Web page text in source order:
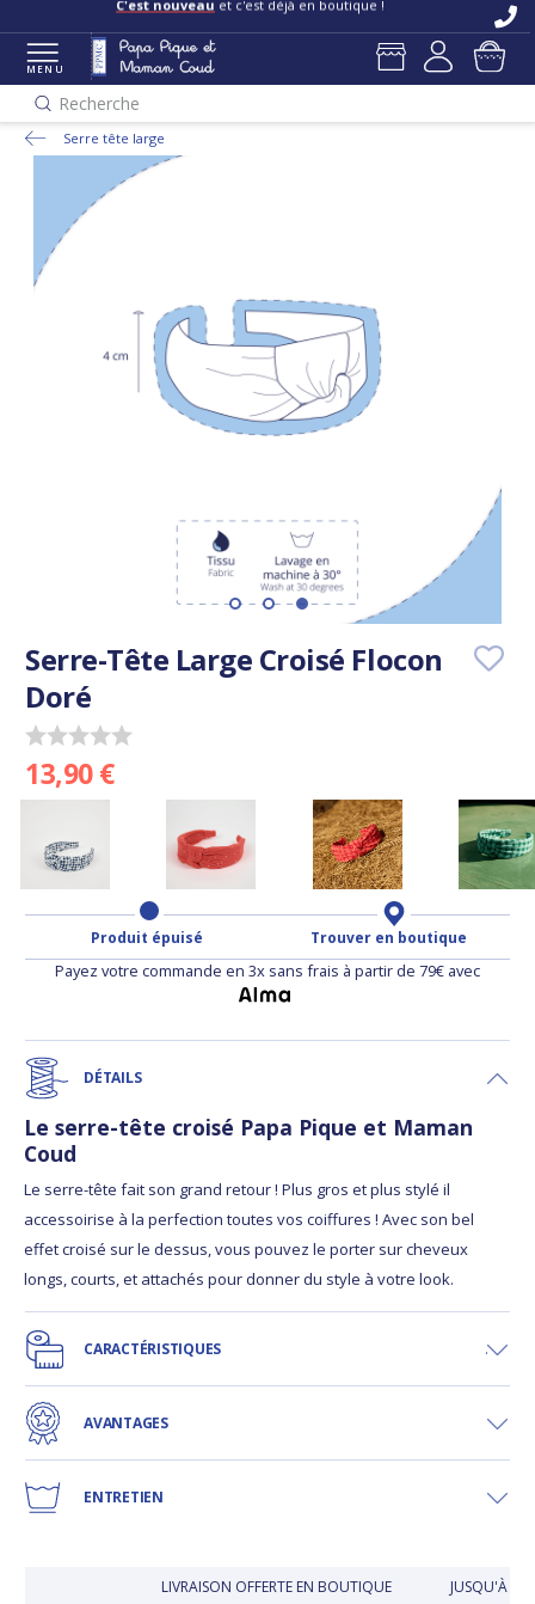
C'est nouveau et c'est déjà en boutique !
MENU
Recherche
Serre tête large
Serre-Tête Large Croisé Flocon
Doré
13,90 €
Produit épuisé Trouver en boutique
Payez votre commande en 3x sans frais à partir de 79€ avec
DÉTAILS
Le serre-tête croisé Papa Pique et Maman
Coud
Le serre-tête fait son grand retour ! Plus gros et plus stylé il
accessoirise à la perfection toutes vos coiffures ! Avec son bel
effet croisé sur le dessus, vous pouvez le porter sur cheveux
longs, courts, et attachés pour donner du style à votre look.
CARACTÉRISTIQUES
AVANTAGES
ENTRETIEN
LIVRAISON OFFERTE EN BOUTIQUE JUSQU'À 30